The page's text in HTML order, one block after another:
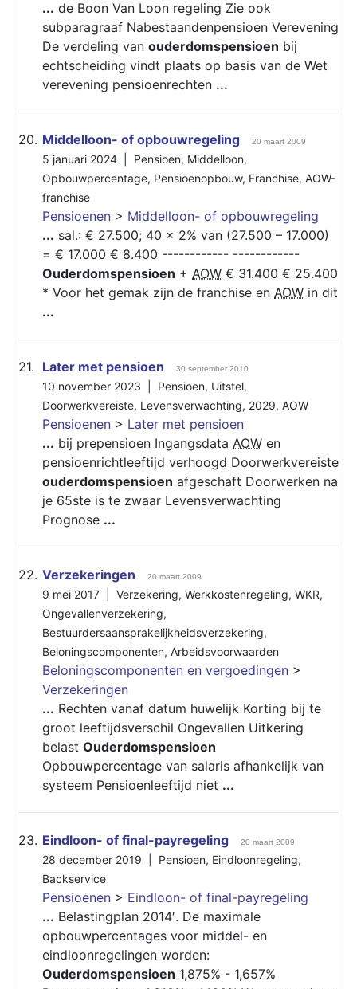
... de Boon Van Loon regeling Zie ook
subparagraaf Nabestaandenpensioen Verevening
De verdeling van ouderdomspensioen bij
echtscheiding vindt plaats op basis van de Wet
verevening pensioenrechten ...
20. Middelloon- of opbouwregeling 20 maart 2009
5 januari 2024 | Pensioen, Middelloon,
Opbouwpercentage, Pensioenopbouw, Franchise, AOW-
franchise
Pensioenen > Middelloon- of opbouwregeling
... sal.: € 27.500; 40 x 2% van (27.500 – 17.000)
= € 17.000 € 8.400 ------------ ------------
Ouderdomspensioen + AOW € 31.400 € 25.400
* Voor het gemak zijn de franchise en AOW in dit
...
21. Later met pensioen 30 september 2010
10 november 2023 | Pensioen, Uitstel,
Doorwerkvereiste, Levensverwachting, 2029, AOW
Pensioenen > Later met pensioen
... bij prepensioen Ingangsdata AOW en
pensioenrichtleeftijd verhoogd Doorwerkvereiste
ouderdomspensioen afgeschaft Doorwerken na
je 65ste is te zwaar Levensverwachting
Prognose ...
22. Verzekeringen 20 maart 2009
9 mei 2017 | Verzekering, Werkkostenregeling, WKR,
Ongevallenverzekering,
Bestuurdersaansprakelijkheidsverzekering,
Beloningscomponenten, Arbeidsvoorwaarden
Beloningscomponenten en vergoedingen >
Verzekeringen
... Rechten vanaf datum huwelijk Korting bij te
groot leeftijdsverschil Ongevallen Uitkering
belast Ouderdomspensioen
Opbouwpercentage van salaris afhankelijk van
systeem Pensioenleeftijd niet ...
23. Eindloon- of final-payregeling 20 maart 2009
28 december 2019 | Pensioen, Eindloonregeling,
Backservice
Pensioenen > Eindloon- of final-payregeling
... Belastingplan 2014′. De maximale
opbouwpercentages voor middel- en
eindloonregelingen worden:
Ouderdomspensioen 1,875% - 1,657%